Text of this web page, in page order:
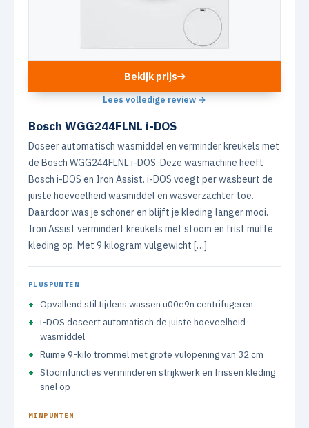
Bekijk prijs
Lees volledige review →
Bosch WGG244FLNL i-DOS
Doseer automatisch wasmiddel en verminder kreukels met
de Bosch WGG244FLNL i-DOS. Deze wasmachine heeft
Bosch i-DOS en Iron Assist. i-DOS voegt per wasbeurt de
juiste hoeveelheid wasmiddel en wasverzachter toe.
Daardoor was je schoner en blijft je kleding langer mooi.
Iron Assist vermindert kreukels met stoom en frist muffe
kleding op. Met 9 kilogram vulgewicht […]
PLUSPUNTEN
Opvallend stil tijdens wassen u00e9n centrifugeren
i-DOS doseert automatisch de juiste hoeveelheid
wasmiddel
Ruime 9-kilo trommel met grote vulopening van 32 cm
Stoomfuncties verminderen strijkwerk en frissen kleding
snel op
MINPUNTEN